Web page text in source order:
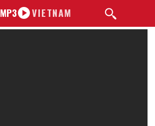
MP3 VIETNAM